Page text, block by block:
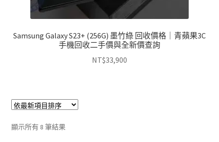
Samsung Galaxy S23+ (256G) 墨竹綠 回收價格｜青蘋果3C
手機回收二手價與全新價查詢
NT$33,900
顯示所有 8 筆結果依